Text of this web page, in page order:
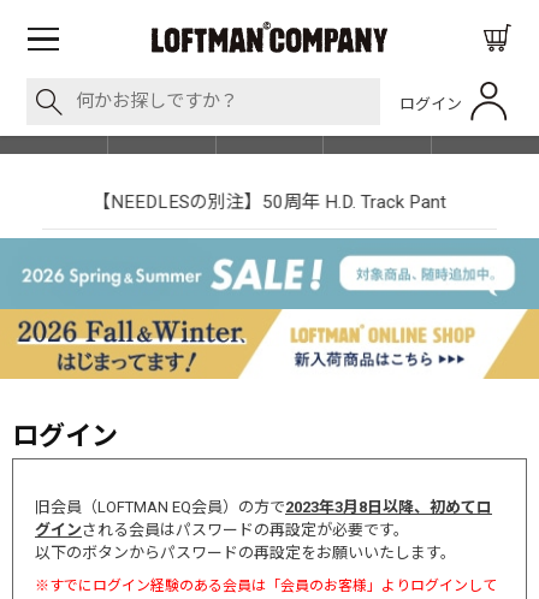
ログイン
SHOP LIST
【NEEDLESの別注】50周年 H.D. Track Pant
ログイン
旧会員（LOFTMAN EQ会員）の方で2023年3月8日以降、初めてロ
グインされる会員はパスワードの再設定が必要です。
以下のボタンからパスワードの再設定をお願いいたします。
※すでにログイン経験のある会員は「会員のお客様」よりログインして